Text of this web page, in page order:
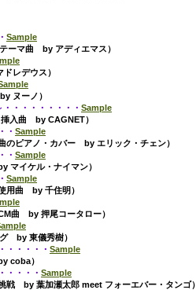
Sample
ーマ曲 by アディエマス）
レデウス）
ヌーノ）
・・・・・・・・ Sample
挿入曲 by CAGNET）
・ Sample
のピアノ・カバー by エリック・チェン）
・ Sample
マイケル・ナイマン）
Sample
用曲 by 千住明）
曲 by 押尾コータロー）
by 東儀秀樹）
・・・・・ Sample
coba）
・・・・ Sample
戦 by 葉加瀬太郎 meet フォーエバー・タンゴ）